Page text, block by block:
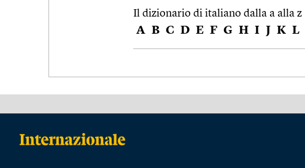
Il dizionario di italiano dalla a alla z
A B C D E F G H I J K L